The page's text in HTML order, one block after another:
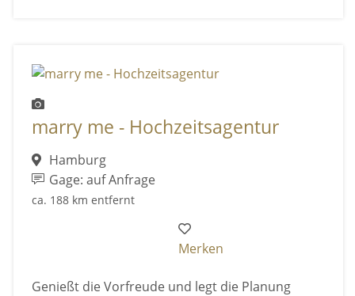
marry me - Hochzeitsagentur
Hamburg
Gage: auf Anfrage
ca. 188 km entfernt
Merken
Genießt die Vorfreude und legt die Planung